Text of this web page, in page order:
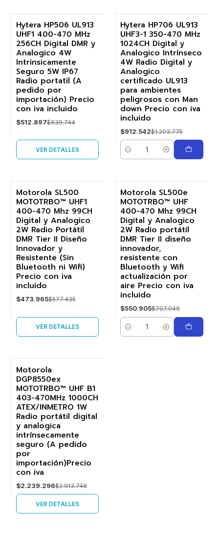
-20%
Agotado
Hytera HP506 UL913
UHF1 400-470 MHz
256CH Digital DMR y
Analogico 4W
Intrinsicamente
Seguro 5W IP67
Radio portatil (A
pedido por
importación) Precio
con iva incluido
$512.897$639.744
VER DETALLES
-24%
Hytera HP706 UL913
UHF3-1 350-470 MHz
1024CH Digital y
Analogico Intrínseco
4W Radio Digital y
Analogico
certificado UL913
para ambientes
peligrosos con Man
down Precio con iva
incluido
$912.542$1.203.775
Cantidad
-18%
Agotado
Motorola SL500
MOTOTRBO™ UHF1
400-470 Mhz 99CH
Digital y Analogico
2W Radio Portátil
DMR Tier II Diseño
Innovador y
Resistente (Sin
Bluetooth ni Wifi)
Precio con iva
incluido
$473.965$577.435
VER DETALLES
-22%
Motorola SL500e
MOTOTRBO™ UHF
400-470 Mhz 99CH
Digital y Analogico
2W Radio portátil
DMR Tier II diseño
innovador,
resistente con
Bluetooth y Wifi
actualización por
aire Precio con iva
incluido
$550.905$707.049
Cantidad
-23%
Agotado
Motorola
DGP8550ex
MOTOTRBO™ UHF B1
403-470MHz 1000CH
ATEX/INMETRO 1W
Radio portátil digital
y analogica
intrínsecamente
seguro (A pedido
por
importación)Precio
con iva
$2.239.296$2.913.748
VER DETALLES